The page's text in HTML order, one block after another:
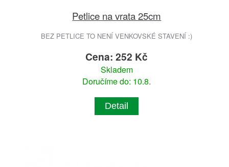
Petlice na vrata 25cm
BEZ PETLICE TO NENÍ VENKOVSKÉ STAVENÍ :)
Cena: 252 Kč
Skladem
Doručíme do: 10.8.
Detail